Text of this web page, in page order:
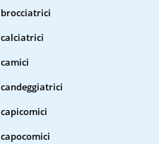
brocciatrici
calciatrici
camici
candeggiatrici
capicomici
capocomici